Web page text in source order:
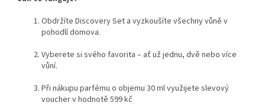
Obdržíte Discovery Set a vyzkoušíte všechny vůně v
pohodlí domova.
Vyberete si svého favorita – ať už jednu, dvě nebo více
vůní.
Při nákupu parfému o objemu 30 ml využijete slevový
voucher v hodnotě 599 kč